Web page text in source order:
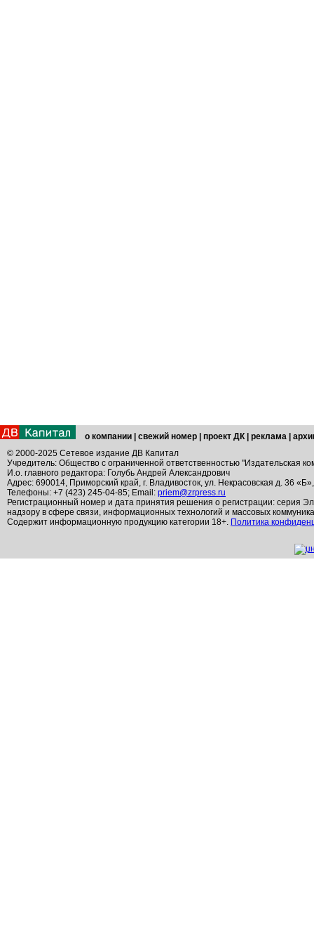
о компании свежий номер проект ДК реклама
© 2000-2025 Сетевое издание ДВ Капитал
Учредитель: Общество с ограниченной ответственностью "Издательская
И.о. главного редактора: Голубь Андрей Александрович
Адрес: 690014, Приморский край, г. Владивосток, ул. Некрасовская д. 36
Телефоны: +7 (423) 245-04-85; Email: priem@zrpress.ru
Регистрационный номер и дата принятия решения о регистрации: серия
надзору в сфере связи, информационных технологий и массовых
Содержит информационную продукцию категории 18+. Политика